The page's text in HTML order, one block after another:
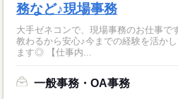
務など♪現場事務
大手ゼネコンで、現場事務のお仕事で
教わるから安心♪今までの経験を活か
ます◎ 【仕事内...
一般事務・OA事務